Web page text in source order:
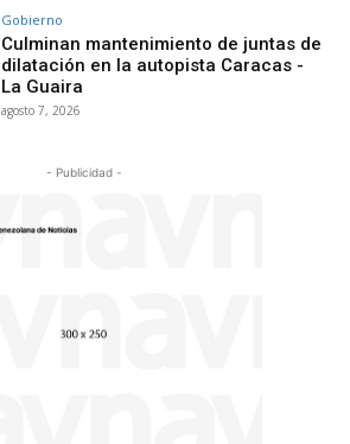
Gobierno
Culminan mantenimiento de juntas de
dilatación en la autopista Caracas -
La Guaira
agosto 7, 2026
- Publicidad -